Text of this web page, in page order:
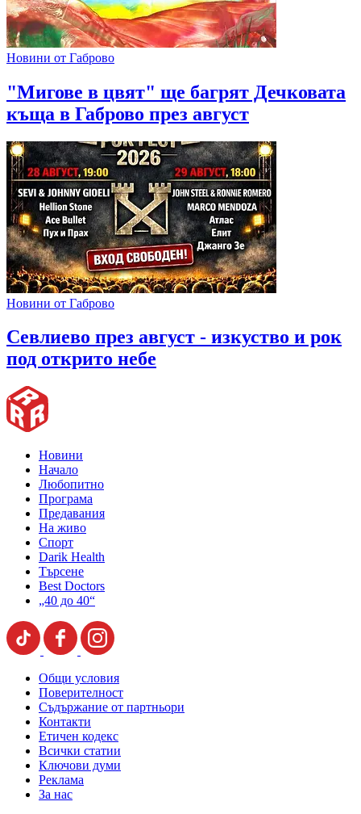
Новини от Габрово
"Мигове в цвят" ще багрят Дечковата
къща в Габрово през август
Новини от Габрово
Севлиево през август - изкуство и рок
под открито небе
Новини
Начало
Любопитно
Програма
Предавания
На живо
Спорт
Darik Health
Търсене
Best Doctors
„40 до 40“
Общи условия
Поверителност
Съдържание от партньори
Контакти
Етичен кодекс
Всички статии
Ключови думи
Реклама
За нас